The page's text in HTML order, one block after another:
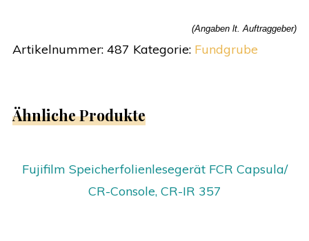
(Angaben lt. Auftraggeber)
Artikelnummer: 487 Kategorie: Fundgrube
Ähnliche Produkte
Fujifilm Speicherfolienlesegerät FCR Capsula/
CR-Console, CR-IR 357